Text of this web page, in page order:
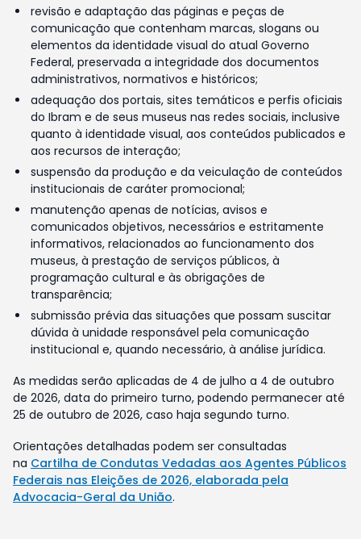
revisão e adaptação das páginas e peças de
comunicação que contenham marcas, slogans ou
elementos da identidade visual do atual Governo
Federal, preservada a integridade dos documentos
administrativos, normativos e históricos;
adequação dos portais, sites temáticos e perfis oficiais
do Ibram e de seus museus nas redes sociais, inclusive
quanto à identidade visual, aos conteúdos publicados e
aos recursos de interação;
suspensão da produção e da veiculação de conteúdos
institucionais de caráter promocional;
manutenção apenas de notícias, avisos e
comunicados objetivos, necessários e estritamente
informativos, relacionados ao funcionamento dos
museus, à prestação de serviços públicos, à
programação cultural e às obrigações de
transparência;
submissão prévia das situações que possam suscitar
dúvida à unidade responsável pela comunicação
institucional e, quando necessário, à análise jurídica.
As medidas serão aplicadas de 4 de julho a 4 de outubro
de 2026, data do primeiro turno, podendo permanecer até
25 de outubro de 2026, caso haja segundo turno.
Orientações detalhadas podem ser consultadas
na Cartilha de Condutas Vedadas aos Agentes Públicos
Federais nas Eleições de 2026, elaborada pela
Advocacia-Geral da União.